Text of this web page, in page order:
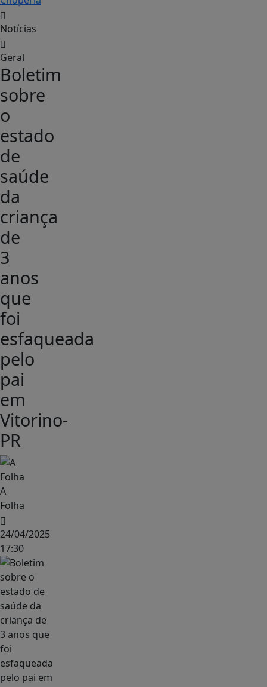
Notícias
Geral
Boletim
sobre
o
estado
de
saúde
da
criança
de
3
anos
que
foi
esfaqueada
pelo
pai
em
Vitorino-
PR
A
Folha
24/04/2025
17:30